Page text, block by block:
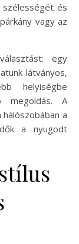
szélességét és
vagy az
egy
látványos,
helyiségbe
megoldás. A
a
a nyugodt